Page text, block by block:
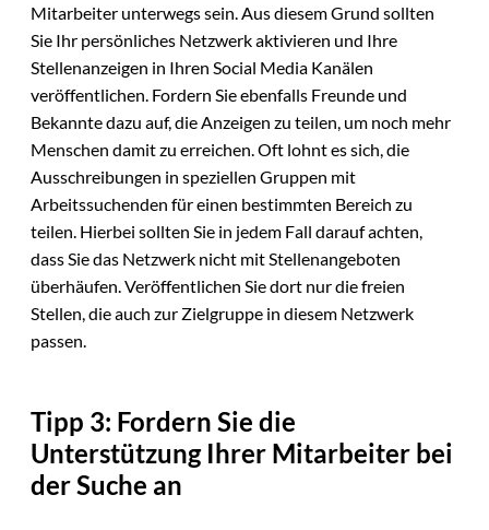
Mitarbeiter unterwegs sein. Aus diesem Grund sollten
Sie Ihr persönliches Netzwerk aktivieren und Ihre
Stellenanzeigen in Ihren Social Media Kanälen
veröffentlichen. Fordern Sie ebenfalls Freunde und
Bekannte dazu auf, die Anzeigen zu teilen, um noch mehr
Menschen damit zu erreichen. Oft lohnt es sich, die
Ausschreibungen in speziellen Gruppen mit
Arbeitssuchenden für einen bestimmten Bereich zu
teilen. Hierbei sollten Sie in jedem Fall darauf achten,
dass Sie das Netzwerk nicht mit Stellenangeboten
überhäufen. Veröffentlichen Sie dort nur die freien
Stellen, die auch zur Zielgruppe in diesem Netzwerk
passen.
Tipp 3: Fordern Sie die
Unterstützung Ihrer Mitarbeiter bei
der Suche an